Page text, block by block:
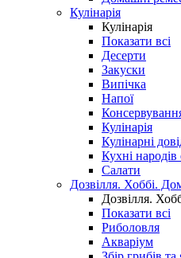
Кулінарія
Кулінарія
Показати всі
Десерти
Закуски
Випічка
Напої
Кулінарія
Кулінарні
Кухні народів
Салати
Дозвілля. Хоббі.
Дозвілля.
Показати всі
Риболовля
Акваріум